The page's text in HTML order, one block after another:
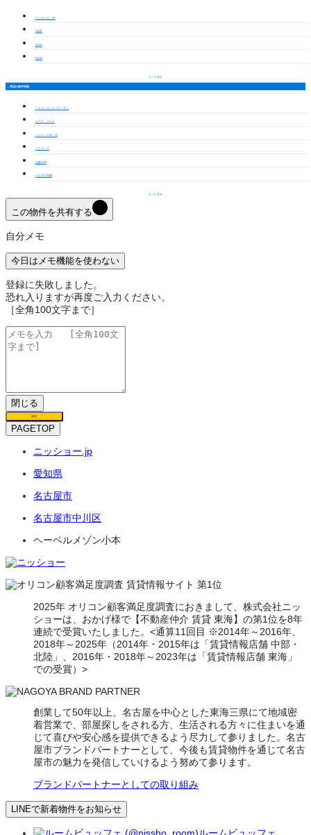
ワンルーム・1K
1LDK
2LDK
3LDK
もっと見る
周辺の物件情報
ｌａｎｔｅｒｎ（ランタン
ピース コート
シュエット松ノ木
ミグランス
山紫水明
ハピネス高畑
もっと見る
この物件を共有する
自分メモ
今日はメモ機能を使わない
登録に失敗しました。
恐れ入りますが再度ご入力ください。
［全角100文字まで］
閉じる
保存
PAGETOP
ニッショー.jp
愛知県
名古屋市
名古屋市中川区
ヘーベルメゾン小本
2025年 オリコン顧客満足度調査におきまして、株式会社ニッ
ショーは、おかげ様で【不動産仲介 賃貸 東海】の第1位を8年
連続で受賞いたしました。<通算11回目 ※2014年～2016年、
2018年～2025年（2014年・2015年は「賃貸情報店舗 中部・
北陸」、2016年・2018年～2023年は「賃貸情報店舗 東海」
での受賞）>
創業して50年以上、名古屋を中心とした東海三県にて地域密
着営業で、部屋探しをされる方、生活される方々に住まいを通
じて喜びや安心感を提供できるよう尽力して参りました。名古
屋市ブランドパートナーとして、今後も賃貸物件を通じて名古
屋市の魅力を発信していけるよう努めて参ります。
ブランドパートナーとしての取り組み
LINEで新着物件をお知らせ